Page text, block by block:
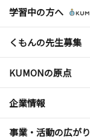
学習中の方へ
くもんの先生募集
KUMONの原点
企業情報
事業・活動の広がり